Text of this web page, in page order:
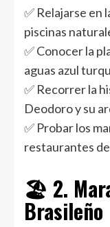
✅ Relajarse en
piscinas
✅ Conocer la
aguas azul
✅ Recorrer la
Deodoro y su
✅ Probar los
restaurantes de
🏖️ 2.
Brasileño